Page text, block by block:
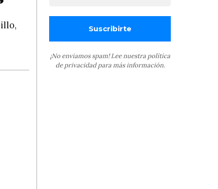
¡No enviamos spam! Lee nuestra política
de privacidadpara más información.